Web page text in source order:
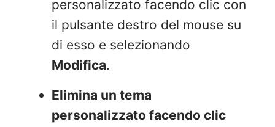
personalizzato facendo clic con
il pulsante destro del mouse su
di esso e selezionando
Modifica.
Elimina un tema
personalizzato facendo clic